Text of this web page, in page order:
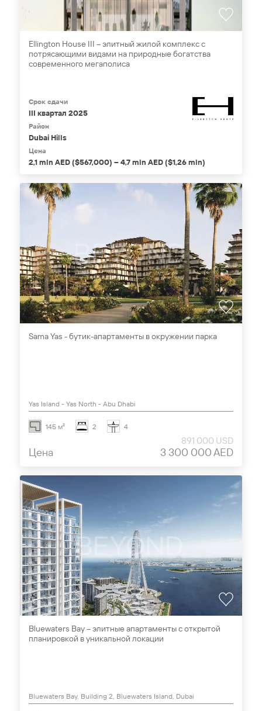
Ellington House III – элитный жилой комплекс с
потрясающими видами на природные богатства
современного мегаполиса
Срок сдачи
III квартал 2025
Район
Dubai Hills
Цена
2,1 mln AED ($567,000) – 4,7 mln AED ($1,26 mln)
Sama Yas - бутик-апартаменты в окружении парка
Yas Island - Yas North - Abu Dhabi
145 м² 2 4
Цена
891 000 USD
3 300 000 AED
Bluewaters Bay – элитные апартаменты с открытой
планировкой в уникальной локации
Bluewaters Bay, Building 2, Bluewaters Island, Dubai